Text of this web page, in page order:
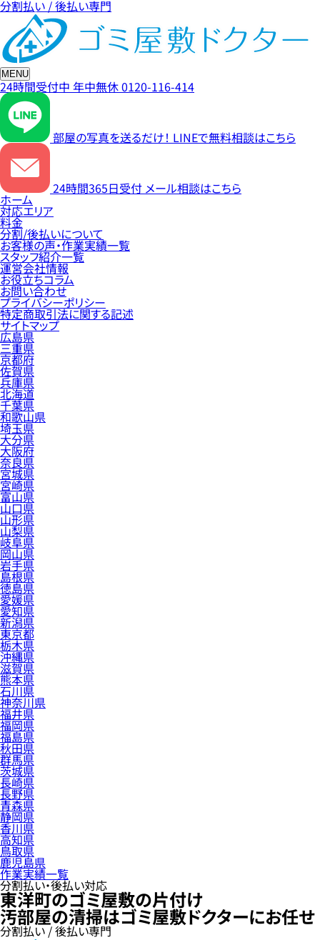
分割払い / 後払い専門
MENU
24時間受付中 年中無休0120-116-414
部屋の写真を送るだけ！ LINEで無料相談はこちら
24時間365日受付 メール相談はこちら
ホーム
対応エリア
料金
分割/後払いについて
お客様の声・作業実績一覧
スタッフ紹介一覧
運営会社情報
お役立ちコラム
お問い合わせ
プライバシーポリシー
特定商取引法に関する記述
サイトマップ
広島県
三重県
京都府
佐賀県
兵庫県
北海道
千葉県
和歌山県
埼玉県
大分県
大阪府
奈良県
宮城県
宮崎県
富山県
山口県
山形県
山梨県
岐阜県
岡山県
岩手県
島根県
徳島県
愛媛県
愛知県
新潟県
東京都
栃木県
沖縄県
滋賀県
熊本県
石川県
神奈川県
福井県
福岡県
福島県
秋田県
群馬県
茨城県
長崎県
長野県
青森県
静岡県
香川県
高知県
鳥取県
鹿児島県
作業実績一覧
分割払い・後払い対応
東洋町のゴミ屋敷の片付け
汚部屋の清掃はゴミ屋敷ドクターにお任せ
分割払い / 後払い専門